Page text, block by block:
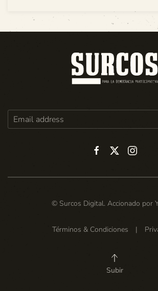
© Surcos Digital. Accionado por
Términos & Condiciones |
Subir